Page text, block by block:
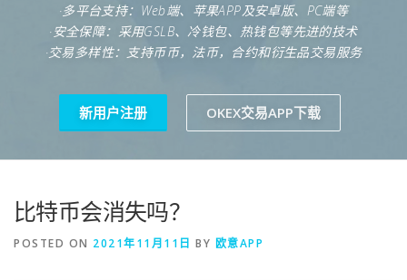
欧意注册网址 欧意交易下载 欧意团队
·多平台支持：Web端、苹果APP及安卓版、PC端等
·安全保障：采用GSLB、冷钱包、热钱包等先进的技术
·交易多样性：支持币币，法币，合约和衍生品交易服务
新用户注册 OKEX交易APP下载
比特币会消失吗？
POSTED ON 2021年11月11日 BY 欧意APP